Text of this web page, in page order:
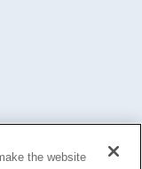
the website